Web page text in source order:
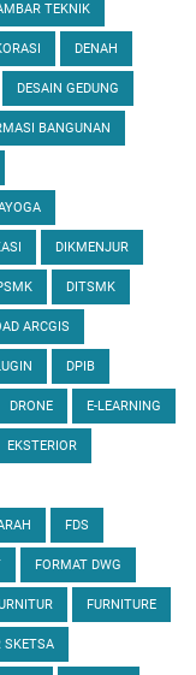
TEKNIK
DENAH
DESAIN GEDUNG
BANGUNAN
DIKMENJUR
DITSMK
ARCGIS
DPIB
DRONE E-LEARNING
EKSTERIOR
FDS
FORMAT DWG
FURNITURE
SKETSA